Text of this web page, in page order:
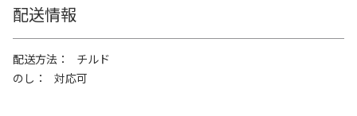
配送情報
配送方法
チルド
のし
対応可